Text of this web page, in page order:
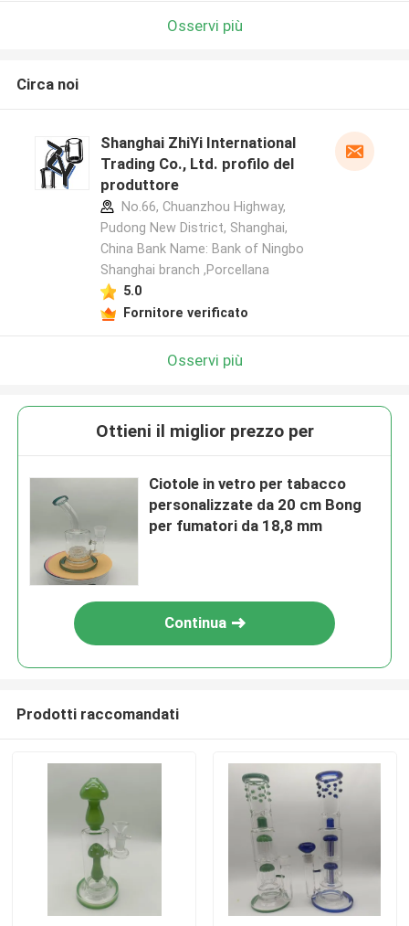
Osservi più
Circa noi
Shanghai ZhiYi International
Trading Co., Ltd. profilo del
produttore
No.66, Chuanzhou Highway,
Pudong New District, Shanghai,
China Bank Name: Bank of Ningbo
Shanghai branch ,Porcellana
5.0
Fornitore verificato
Osservi più
Ottieni il miglior prezzo per
Ciotole in vetro per tabacco
personalizzate da 20 cm Bong
per fumatori da 18,8 mm
Continua
Prodotti raccomandati